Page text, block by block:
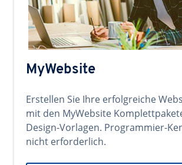
MyWebsite
Erstellen Sie Ihre erfolgreiche
mit den MyWebsite
Design-Vorlagen. Programmier-
nicht erforderlich.